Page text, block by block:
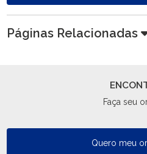
Páginas Relacionadas
Faça seu
Quero meu